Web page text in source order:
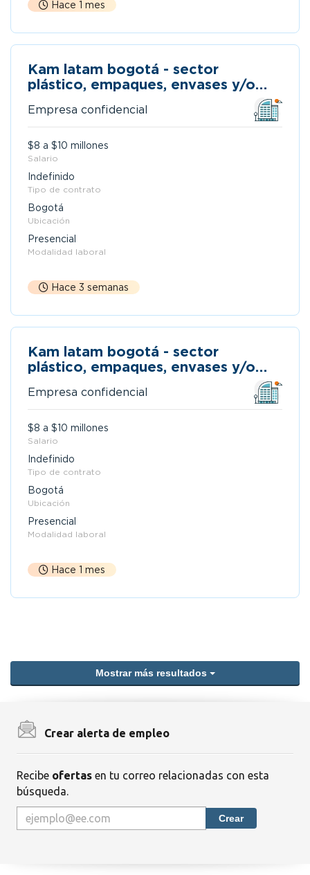
Hace 1 mes
Kam latam bogotá - sector
plástico, empaques, envases y/o
Empresa confidencial
$8 a $10 millones
Salario
Indefinido
Tipo de contrato
Bogotá
Ubicación
Presencial
Modalidad laboral
Hace 3 semanas
Kam latam bogotá - sector
plástico, empaques, envases y/o
Empresa confidencial
$8 a $10 millones
Salario
Indefinido
Tipo de contrato
Bogotá
Ubicación
Presencial
Modalidad laboral
Hace 1 mes
Mostrar más resultados
Crear alerta de empleo
Recibe ofertas en tu correo relacionadas con esta
búsqueda.
Crear